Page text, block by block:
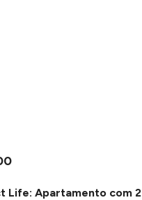
Life: Apartamento com 2